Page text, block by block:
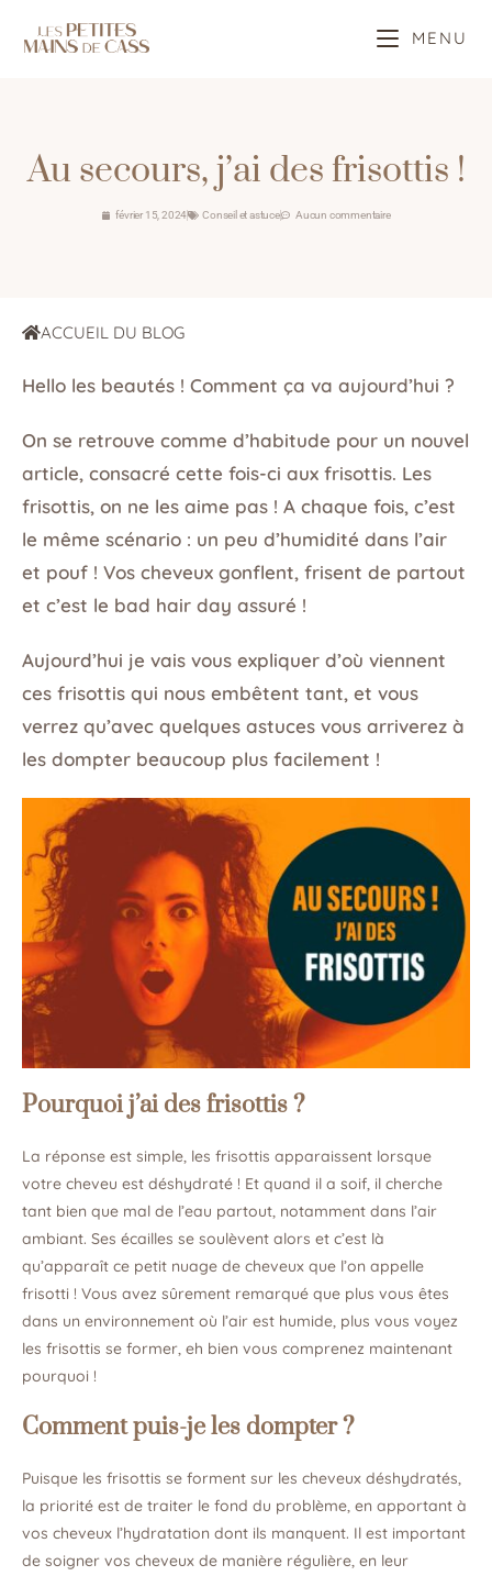
MENU
Au secours, j’ai des frisottis !
février 15, 2024 Conseil et astuce Aucun commentaire
ACCUEIL DU BLOG
Hello les beautés ! Comment ça va aujourd’hui ?
On se retrouve comme d’habitude pour un nouvel
article, consacré cette fois-ci aux frisottis. Les
frisottis, on ne les aime pas ! A chaque fois, c’est
le même scénario : un peu d’humidité dans l’air
et pouf ! Vos cheveux gonflent, frisent de partout
et c’est le bad hair day assuré !
Aujourd’hui je vais vous expliquer d’où viennent
ces frisottis qui nous embêtent tant, et vous
verrez qu’avec quelques astuces vous arriverez à
les dompter beaucoup plus facilement !
Pourquoi j’ai des frisottis ?
La réponse est simple, les frisottis apparaissent lorsque
votre cheveu est déshydraté ! Et quand il a soif, il cherche
tant bien que mal de l’eau partout, notamment dans l’air
ambiant. Ses écailles se soulèvent alors et c’est là
qu’apparaît ce petit nuage de cheveux que l’on appelle
frisotti ! Vous avez sûrement remarqué que plus vous êtes
dans un environnement où l’air est humide, plus vous voyez
les frisottis se former, eh bien vous comprenez maintenant
pourquoi !
Comment puis-je les dompter ?
Puisque les frisottis se forment sur les cheveux déshydratés,
la priorité est de traiter le fond du problème, en apportant à
vos cheveux l’hydratation dont ils manquent. Il est important
de soigner vos cheveux de manière régulière, en leur